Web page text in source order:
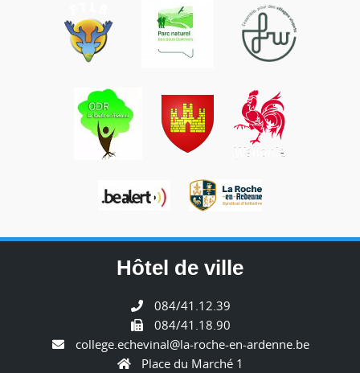
Hôtel de ville
084/41.12.39
084/41.18.90
college.echevinal@la-roche-en-ardenne.be
Place du Marché 1